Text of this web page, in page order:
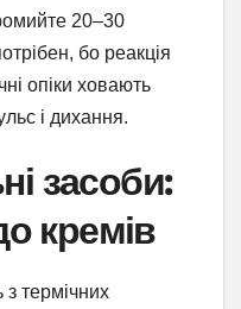
20–30
бо реакція
опіки ховають
і дихання.
засоби:
кремів
з термічних